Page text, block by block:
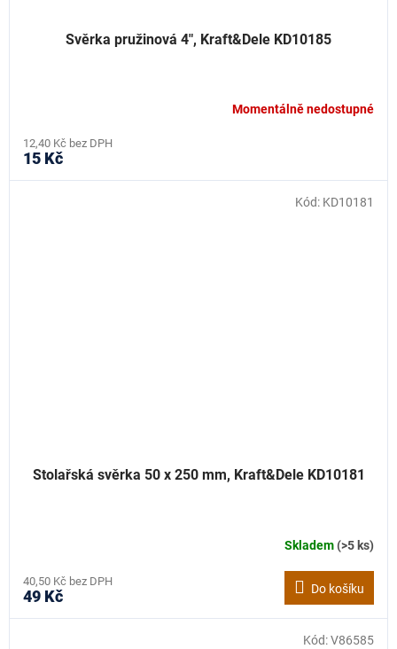
Svěrka pružinová 4", Kraft&Dele KD10185
Momentálně nedostupné
12,40 Kč bez DPH
15 Kč
Stolařská svěrka 50 x 250 mm, Kraft&Dele KD10181
Skladem(>5 ks)
40,50 Kč bez DPH
49 Kč Do košíku
Kód: KD10181
Kód:V86585